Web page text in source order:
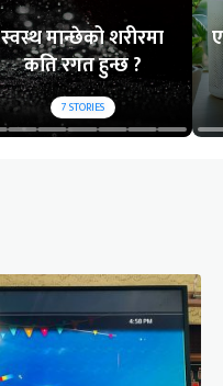
स्वस्थ मान्छेको शरीरमा
कति रगत हुन्छ ?
7STORIES